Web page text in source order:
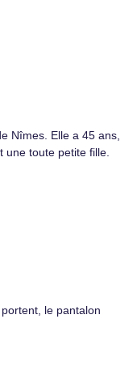
Nîmes. Elle a 45 ans,
une toute petite fille.
le pantalon